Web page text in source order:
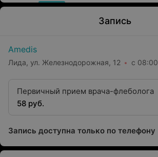
Запись
Amedis
Лида, ул. Железнодорожная, 12 с 08:00
Первичный прием врача-флеболога
58 руб.
Запись доступна только по телефону